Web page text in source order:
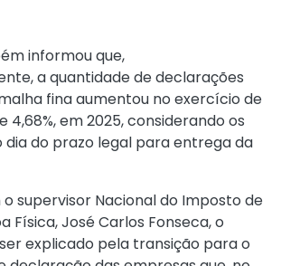
informou que,
a quantidade de declarações
fina aumentou no exercício de
4,68%, em 2025, considerando os
dia do prazo legal para entrega da
supervisor Nacional do Imposto de
Física, José Carlos Fonseca, o
explicado pela transição para o